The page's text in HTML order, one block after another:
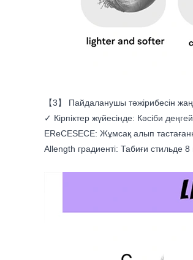
【3】 Пайдаланушы тәжірибесін
✓ Кірпіктер жүйесінде: Кәсіби
EReCESECE: Жұмсақ алып
Allength градиенті: Табиғи стильде